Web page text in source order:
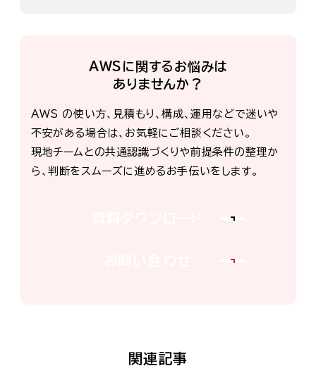
AWSに関するお悩みは
ありませんか？
AWS の使い方、見積もり、構成、運用などで迷いや
不安がある場合は、お気軽にご相談ください。
現地チームとの共通認識づくりや前提条件の整理か
ら、判断をスムーズに進めるお手伝いをします。
関連記事